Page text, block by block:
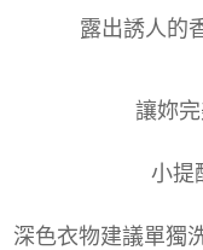
露出誘人的
讓妳
小提
深色衣物建議單獨